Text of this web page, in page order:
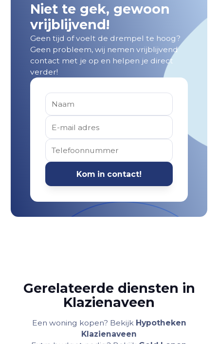
Niet te gek, gewoon
vrijblijvend!
Geen tijd of voelt de drempel te hoog?
Geen probleem, wij nemen vrijblijvend
contact met je op en helpen je direct
verder!
Gerelateerde diensten in
Klazienaveen
Een woning kopen? Bekijk Hypotheken
Klazienaveen